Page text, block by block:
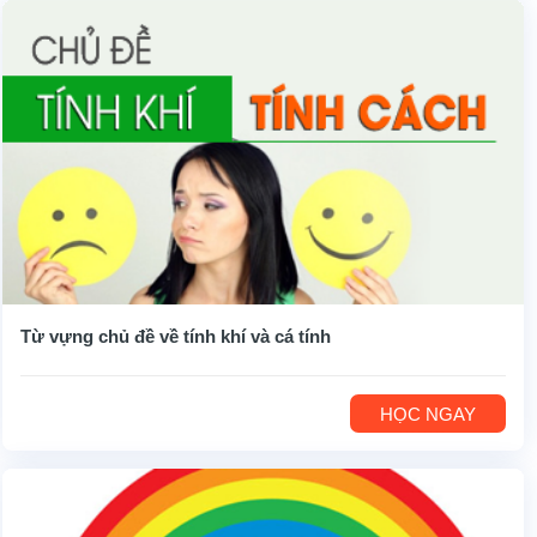
Từ vựng chủ đề về tính khí và cá tính
HỌC NGAY